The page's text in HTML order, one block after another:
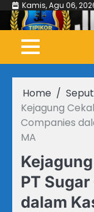
Skip
content
Kamis, Agu 06,
Home
Kejagung
Companies
MA
PT
dalam